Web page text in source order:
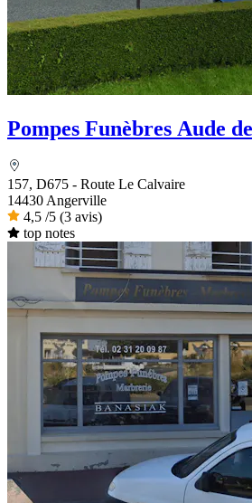
Pompes Funèbres Aude
157, D675 - Route Le Calvaire
14430 Angerville
4,5 /5 (3 avis)
top notes